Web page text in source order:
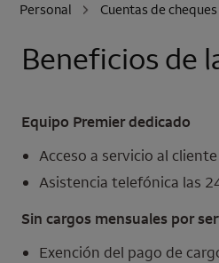
Personal Cuentas de cheques
Beneficios de
Equipo Premier dedicado
Acceso a servicio al
Asistencia telefónica las
Sin cargos mensuales por
Exención del pago de